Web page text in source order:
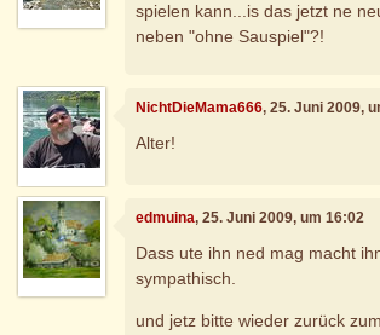
spielen kann...is das jetzt ne
neben "ohne Sauspiel"?!
NichtDieMama666, 25. Juni 2009,
Alter!
edmuina, 25. Juni 2009, um 16:02
Dass ute ihn ned mag macht
sympathisch.
und jetz bitte wieder zurück